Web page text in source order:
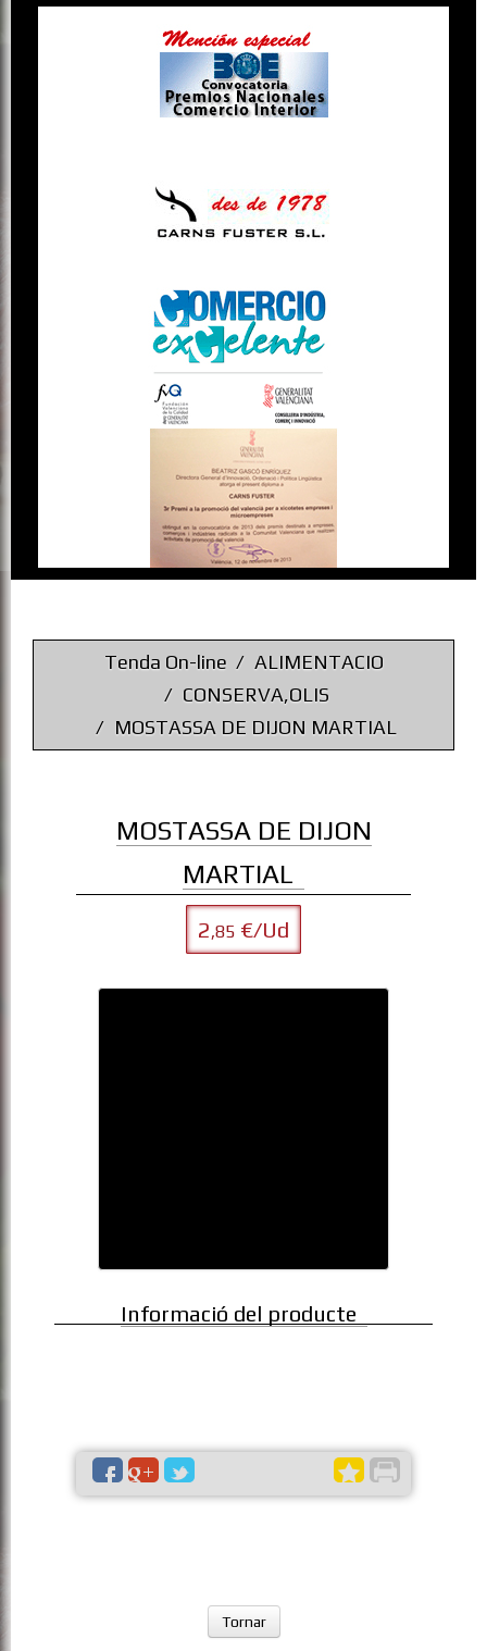
Tenda On-line
ALIMENTACIO
CONSERVA,OLIS
MOSTASSA DE DIJON MARTIAL
MOSTASSA DE DIJON
MARTIAL
2,85 €/Ud
Informació del producte
Tornar